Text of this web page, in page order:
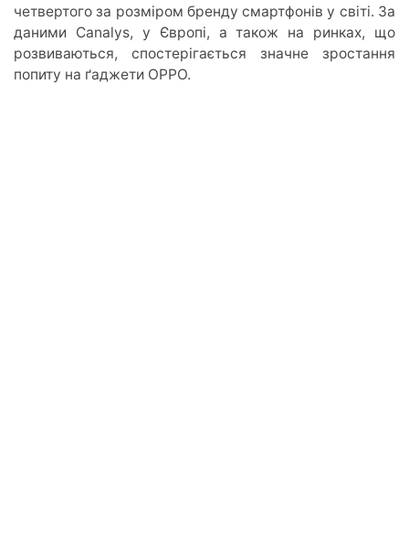
четвертого за розміром бренду смартфонів у світі. За
даними Canalys, у Європі, а також на ринках, що
розвиваються, спостерігається значне зростання
попиту на ґаджети OPPO.